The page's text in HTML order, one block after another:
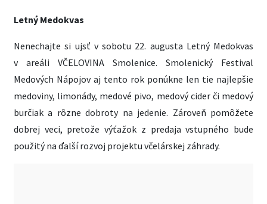
Letný Medokvas
Nenechajte si ujsť v sobotu 22. augusta Letný Medokvas
v areáli VČELOVINA Smolenice. Smolenický Festival
Medových Nápojov aj tento rok ponúkne len tie najlepšie
medoviny, limonády, medové pivo, medový cider či medový
burčiak a rôzne dobroty na jedenie. Zároveň pomôžete
dobrej veci, pretože výťažok z predaja vstupného bude
použitý na ďalší rozvoj projektu včelárskej záhrady.